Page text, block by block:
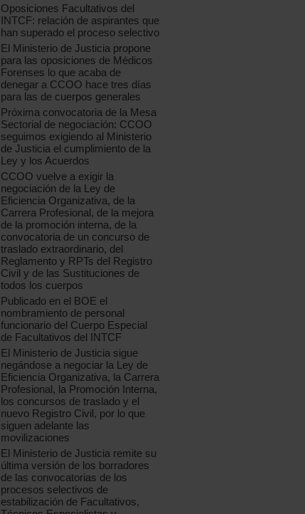
Oposiciones Facultativos del
INTCF: relación de aspirantes que
han superado el proceso selectivo
El Ministerio de Justicia propone
para las oposiciones de Médicos
Forenses lo que acaba de
denegar a CCOO hace tres días
para las de cuerpos generales
Próxima convocatoria de la Mesa
Sectorial de negociación: CCOO
seguimos exigiendo al Ministerio
de Justicia el cumplimiento de la
Ley y los Acuerdos
CCOO vuelve a exigir la
negociación de la Ley de
Eficiencia Organizativa, de la
Carrera Profesional, de la mejora
de la promoción interna, de la
convocatoria de un concurso de
traslado extraordinario, del
Reglamento y RPTs del Registro
Civil y de las Sustituciones de
todos los cuerpos
Publicado en el BOE el
nombramiento de personal
funcionario del Cuerpo Especial
de Facultativos del INTCF
El Ministerio de Justicia sigue
negándose a negociar la Ley de
Eficiencia Organizativa, la Carrera
Profesional, la Promoción Interna,
los concursos de traslado y el
nuevo Registro Civil, por lo que
siguen adelante las
movilizaciones
El Ministerio de Justicia remite su
última versión de los borradores
de las convocatorias de los
procesos selectivos de
estabilización de Facultativos,